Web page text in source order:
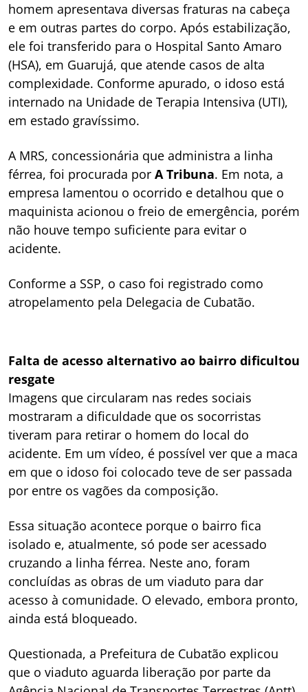
homem apresentava diversas fraturas na cabeça
e em outras partes do corpo. Após estabilização,
ele foi transferido para o Hospital Santo Amaro
(HSA), em Guarujá, que atende casos de alta
complexidade. Conforme apurado, o idoso está
internado na Unidade de Terapia Intensiva (UTI),
em estado gravíssimo.
A MRS, concessionária que administra a linha
férrea, foi procurada por A Tribuna. Em nota, a
empresa lamentou o ocorrido e detalhou que o
maquinista acionou o freio de emergência, porém
não houve tempo suficiente para evitar o
acidente.
Conforme a SSP, o caso foi registrado como
atropelamento pela Delegacia de Cubatão.
Falta de acesso alternativo ao bairro dificultou
resgate
Imagens que circularam nas redes sociais
mostraram a dificuldade que os socorristas
tiveram para retirar o homem do local do
acidente. Em um vídeo, é possível ver que a maca
em que o idoso foi colocado teve de ser passada
por entre os vagões da composição.
Essa situação acontece porque o bairro fica
isolado e, atualmente, só pode ser acessado
cruzando a linha férrea. Neste ano, foram
concluídas as obras de um viaduto para dar
acesso à comunidade. O elevado, embora pronto,
ainda está bloqueado.
Questionada, a Prefeitura de Cubatão explicou
que o viaduto aguarda liberação por parte da